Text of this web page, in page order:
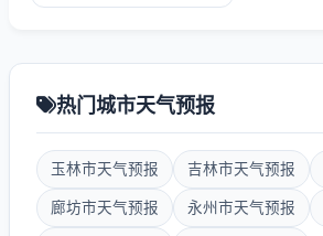
热门城市天气预报
玉林市天气预报 吉林市天气预报
廊坊市天气预报 永州市天气预报